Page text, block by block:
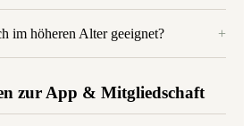
im höheren Alter geeignet? +
zur App & Mitgliedschaft